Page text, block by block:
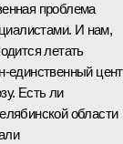
проблема
И нам,
летать
Есть ли
области